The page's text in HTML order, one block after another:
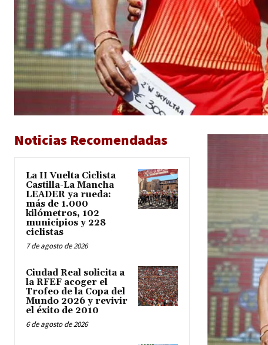
Noticias Recomendadas
La II Vuelta Ciclista
Castilla-La Mancha
LEADER ya rueda:
más de 1.000
kilómetros, 102
municipios y 228
ciclistas
7 de agosto de 2026
Ciudad Real solicita a
la RFEF acoger el
Trofeo de la Copa del
Mundo 2026 y revivir
el éxito de 2010
6 de agosto de 2026